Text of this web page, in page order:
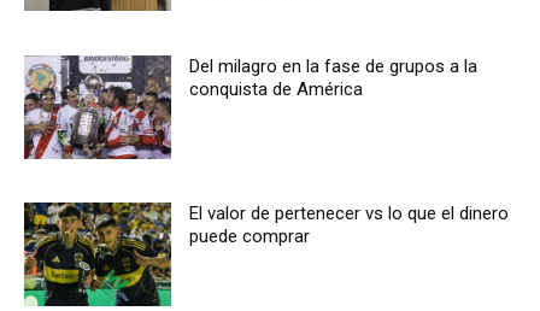
Del milagro en la fase de grupos a la
conquista de América
El valor de pertenecer vs lo que el dinero
puede comprar